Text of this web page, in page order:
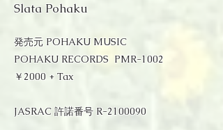
Slata Pohaku
発売元 POHAKU MUSIC
POHAKU RECORDS PMR-1002
​￥2000 + Tax
JASRAC 許諾番号 R-2100090